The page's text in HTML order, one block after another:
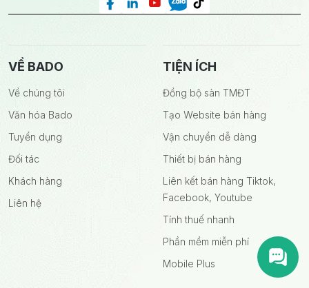
VỀ BADO
Về chúng tôi
Văn hóa Bado
Tuyển dụng
Đối tác
Khách hàng
Liên hệ
TIỆN ÍCH
Đồng bộ sàn TMĐT
Tạo Website bán hàng
Vận chuyển dễ dàng
Thiết bị bán hàng
Liên kết bán hàng Tiktok,
Facebook, Youtube
Tính thuế nhanh
Phần mềm miễn phí
Mobile Plus